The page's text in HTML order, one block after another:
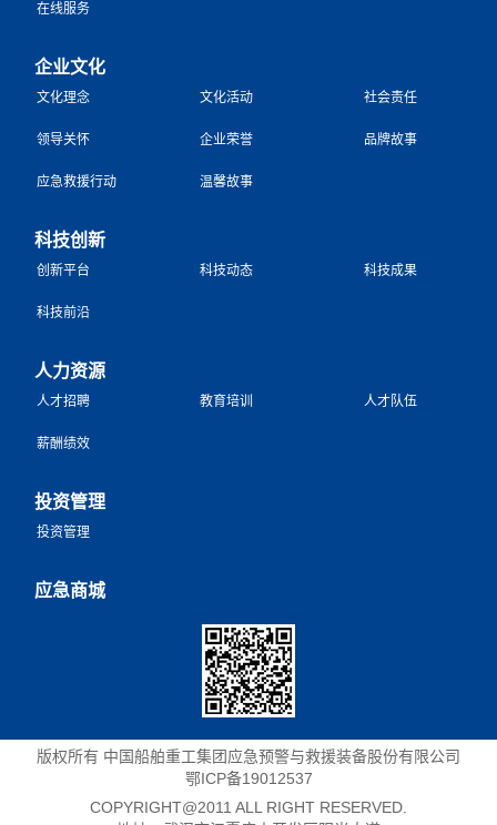
在线服务
企业文化
文化理念 文化活动 社会责任
领导关怀 企业荣誉 品牌故事
应急救援行动 温馨故事
科技创新
创新平台 科技动态 科技成果
科技前沿
人力资源
人才招聘 教育培训 人才队伍
薪酬绩效
投资管理
投资管理
应急商城
版权所有 中国船舶重工集团应急预警与救援装备股份有限公司
鄂ICP备19012537
COPYRIGHT@2011 ALL RIGHT RESERVED.